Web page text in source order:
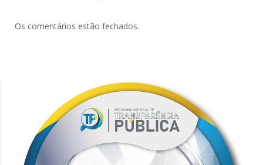
Os comentários estão fechados.